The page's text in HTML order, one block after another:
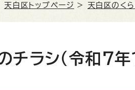
天白区トップページ > 天白区のく
ラシ（令和7年